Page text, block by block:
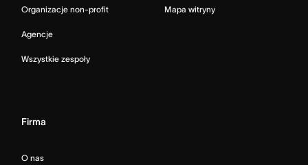
Organizacje non-profit
Agencje
Wszystkie zespoły
Mapa witryny
Firma
O nas